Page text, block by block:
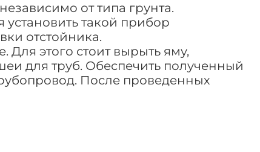
от типа грунта.
установить такой прибор
отстойника.
Для этого стоит вырыть яму,
для труб. Обеспечить полученный
После проведенных